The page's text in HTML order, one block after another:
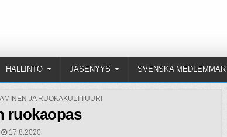
HALLINTO JÄSENYYS SVENSKA MEDLEMMAR
JA RUOKAKULTTUURI
ruokaopas
17.8.2020